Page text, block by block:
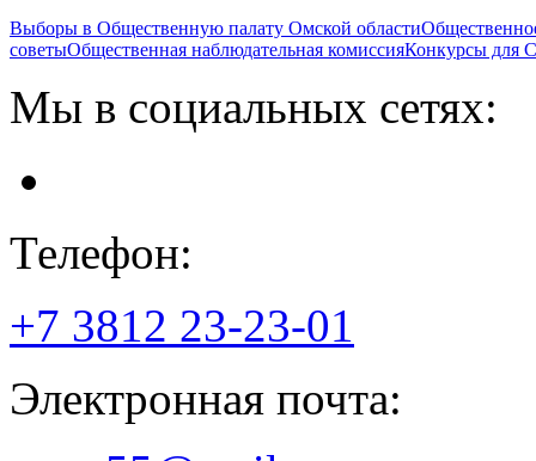
Выборы в Общественную палату Омской области
советыОбщественная наблюдательная комиссияКонкурсы
Мы в социальных сетях:
Телефон:
+7 3812 23-23-01
Электронная почта: